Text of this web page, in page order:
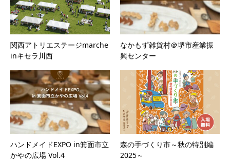
関西アトリエステージmarche
inキセラ川西
なかもず雑貨村＠堺市産業振
興センター
ハンドメイドEXPO in箕面市立
かやの広場 Vol.4
森の手づくり市～秋の特別編
2025～